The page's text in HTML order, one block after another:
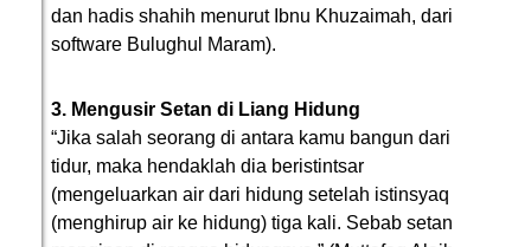
dan hadis shahih menurut Ibnu Khuzaimah, dari
software Bulughul Maram).
3. Mengusir Setan di Liang Hidung
“Jika salah seorang di antara kamu bangun dari
tidur, maka hendaklah dia beristintsar
(mengeluarkan air dari hidung setelah istinsyaq
(menghirup air ke hidung) tiga kali. Sebab setan